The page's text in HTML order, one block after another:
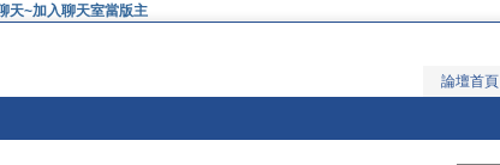
天~加入聊天室當版主
論壇首頁